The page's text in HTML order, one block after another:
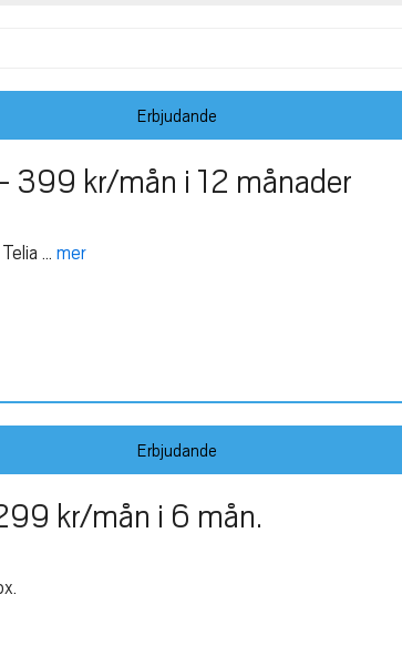
Erbjudande
kr/mån i 12 månader
... mer
Erbjudande
kr/mån i 6 mån.